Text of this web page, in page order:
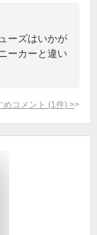
ーズはいかが
ーカーと違い
めコメント (1 件) >